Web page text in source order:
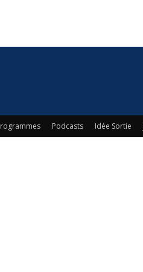
Podcasts Idée Sortie